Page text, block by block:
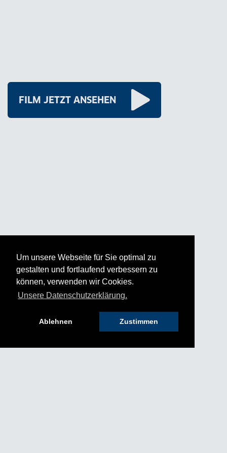
Um unsere Webseite für Sie optimal zu
gestalten und fortlaufend verbessern zu
können, verwenden wir Cookies.
Unsere Datenschutzerklärung.
Ablehnen Zustimmen
FILM JETZT ANSEHEN